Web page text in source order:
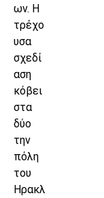
ων. Η
τρέχο
υσα
σχεδί
αση
κόβει
στα
δύο
την
πόλη
του
Ηρακλ